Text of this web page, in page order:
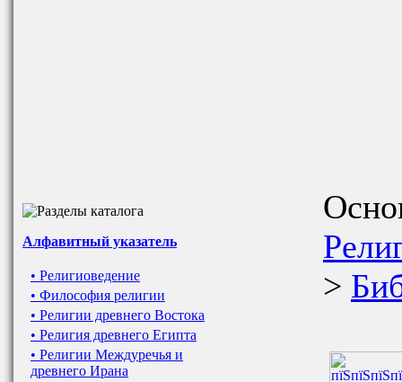
Алфавитный указатель
• Религиоведение
• Философия религии
• Религии древнего Востока
• Религия древнего Египта
• Религии Междуречья и
древнего Ирана
>